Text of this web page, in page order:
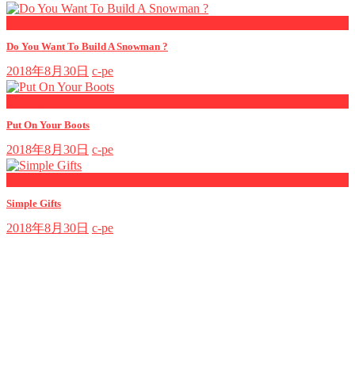
Do You Want To Build A Snowman ?
2018年8月30日 c-pe
Put On Your Boots
2018年8月30日 c-pe
Simple Gifts
2018年8月30日 c-pe